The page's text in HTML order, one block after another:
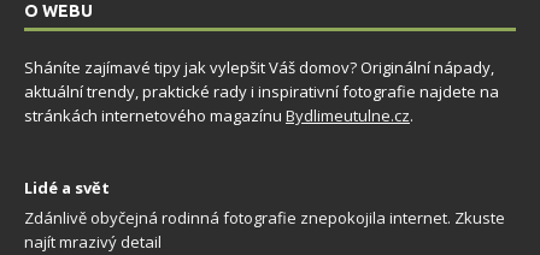
O WEBU
Sháníte zajímavé tipy jak vylepšit Váš domov? Originální nápady,
aktuální trendy, praktické rady i inspirativní fotografie najdete na
stránkách internetového magazínu Bydlimeutulne.cz.
Lidé a svět
Zdánlivě obyčejná rodinná fotografie znepokojila internet. Zkuste
najít mrazivý detail